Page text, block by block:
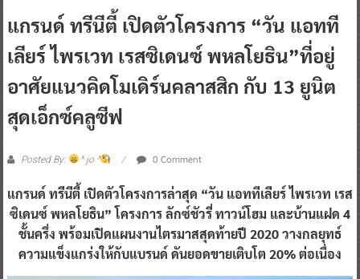
แกรนด์ ทรีนีตี้ เปิดตัวโครงการ “วัน แอทที
เลียร์ ไพรเวท เรสซิเดนซ์ พหลโยธิน”ที่อยู่
อาศัยแนวคิดโมเดิร์นคลาสสิก กับ 13 ยูนิต
สุดเอ็กซ์คลูซีฟ
Posted By: ^ jo ^ 0 Comment
แกรนด์ ทรีนีตี้ เปิดตัวโครงการล่าสุด “วัน แอททีเลียร์ ไพรเวท เรส
ซิเดนซ์ พหลโยธิน” โครงการ ลักซ์ชัวรี่ ทาวน์โฮม และบ้านแฝด 4
ชั้นครึ่ง พร้อมเปิดแผนงานไตรมาสสุดท้ายปี 2020 วางกลยุทธ์
ความแข็งแกร่งให้กับแบรนด์ ดันยอดขายเติบโต 20% ต่อเนื่อง